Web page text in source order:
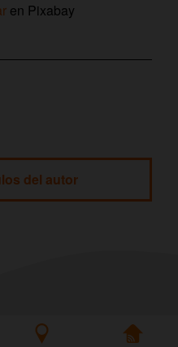
en Pixabay
del autor